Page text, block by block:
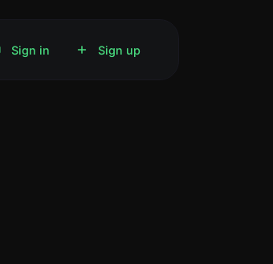
Sign in Sign up